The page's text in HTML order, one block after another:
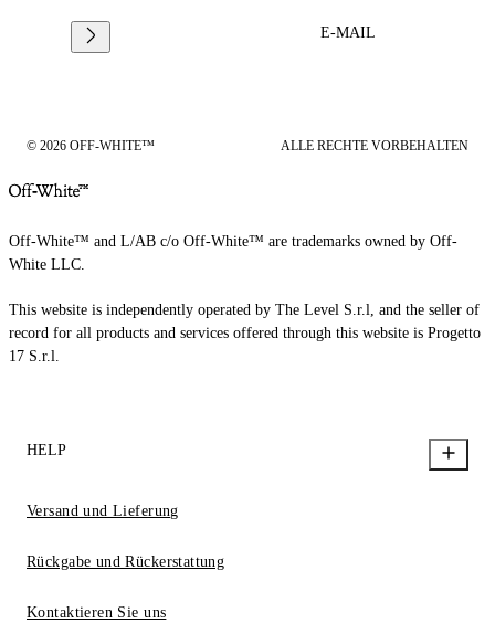
E-MAIL
© 2026 OFF-WHITE™ ALLE RECHTE VORBEHALTEN
Off-White™ and L/AB c/o Off-White™ are trademarks owned by Off-
White LLC.
This website is independently operated by The Level S.r.l, and the seller of
record for all products and services offered through this website is Progetto
17 S.r.l.
HELP
Versand und Lieferung
Rückgabe und Rückerstattung
Kontaktieren Sie uns